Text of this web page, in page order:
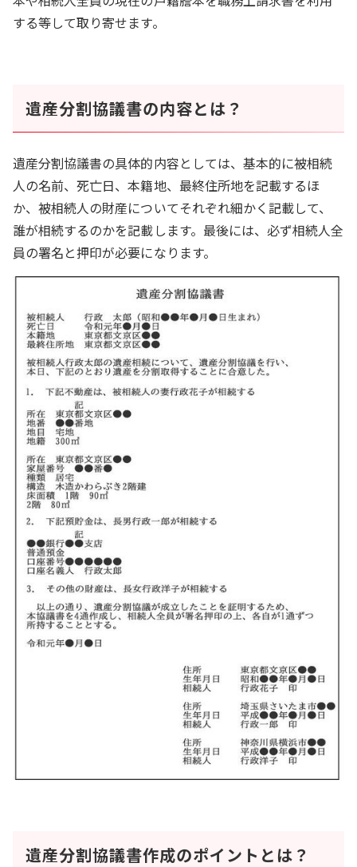
する等して取り寄せます。
遺産分割協議書の内容とは？
遺産分割協議書の具体的内容としては、基本的に被相続
人の名前、死亡日、本籍地、最終住所地を記載するほ
か、被相続人の財産についてそれぞれ細かく記載して、
誰が相続するのかを記載します。最後には、必ず相続人全
員の署名と押印が必要になります。
遺産分割協議書作成のポイントとは？